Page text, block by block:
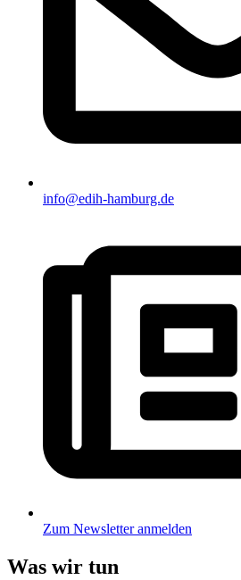
info@edih-hamburg.de
Zum Newsletter anmelden
Was wir tun